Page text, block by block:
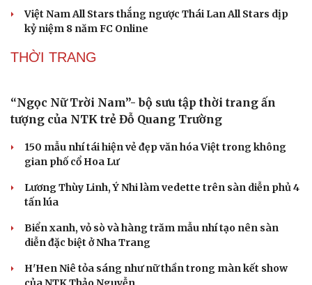
Văn học
Âm nhạc
Thời trang
Sao Việt
Việt Nam All Stars thắng ngược Thái Lan All Stars dịp
kỷ niệm 8 năm FC Online
THỜI TRANG
“Ngọc Nữ Trời Nam”- bộ sưu tập thời trang ấn
tượng của NTK trẻ Đỗ Quang Trường